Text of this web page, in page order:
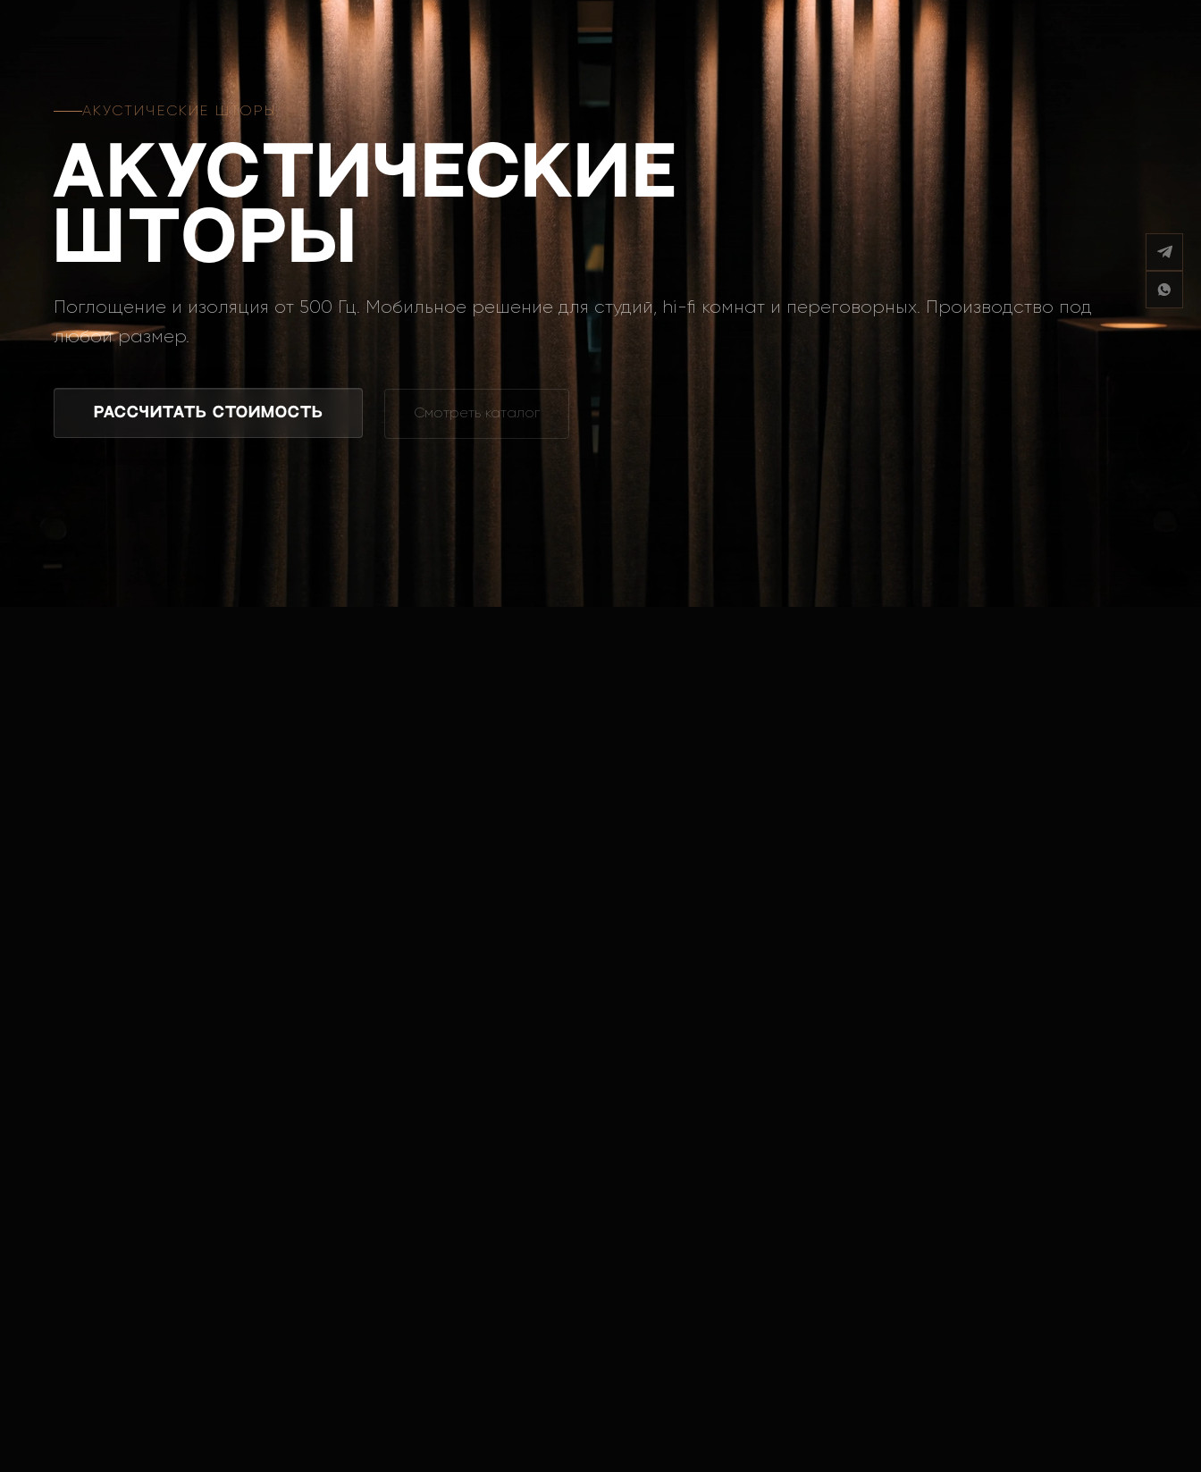
АКУСТИЧЕСКИЕ ШТОРЫ
Акустические
шторы
Поглощение и изоляция от 500 Гц. Мобильное решение для студий, hi-fi комнат и переговорных. Производство под
любой размер.
Рассчитать стоимость Смотреть каталог